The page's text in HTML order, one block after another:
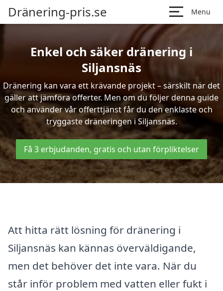
Dränering-pris.se Menu
Enkel och säker dränering i
Siljansnäs
Dränering kan vara ett krävande projekt – särskilt när det
gäller att jämföra offerter. Men om du följer denna guide
och använder vår offerttjänst får du den enklaste och
tryggaste dräneringen i Siljansnäs.
Få 3 erbjudanden, gratis och utan förpliktelser
Att hitta rätt lösning för dränering i
Siljansnäs kan kännas överväldigande,
men det behöver det inte vara. När du
står inför problem med vatten eller fukt i